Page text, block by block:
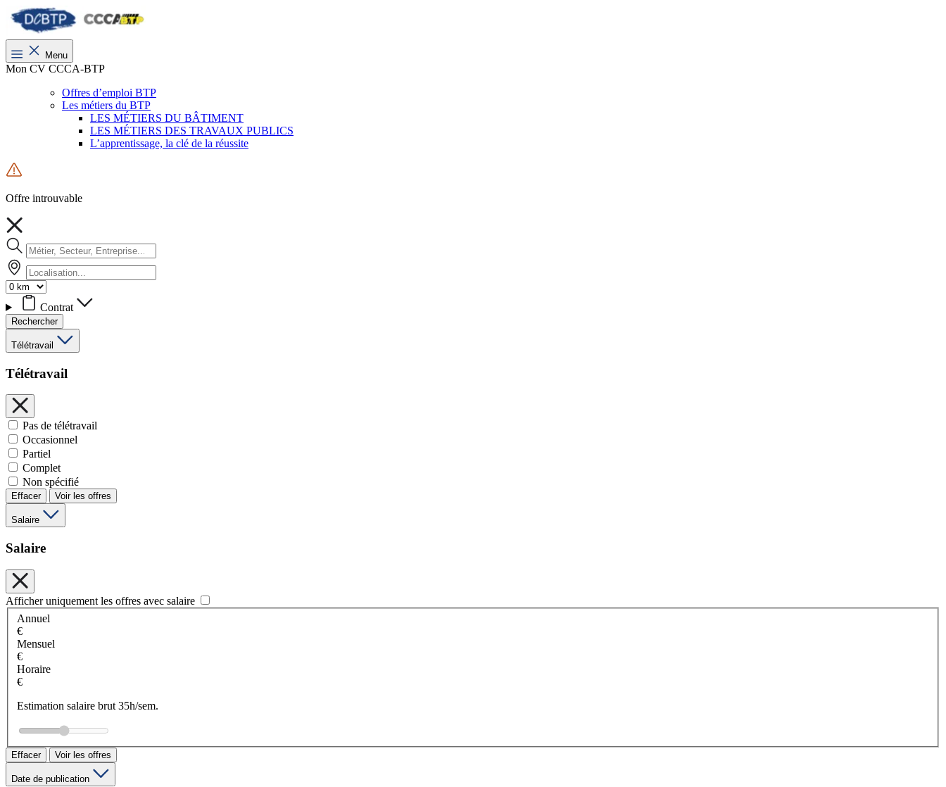
Menu
Mon CV CCCA-BTP
Offres d’emploi BTP
Les métiers du BTP
LES MÉTIERS DU BÂTIMENT
LES MÉTIERS DES TRAVAUX PUBLICS
L’apprentissage, la clé de la réussite
Offre introuvable
Contrat
Rechercher
Télétravail
Télétravail
Pas de télétravail
Occasionnel
Partiel
Complet
Non spécifié
Effacer Voir les offres
Salaire
Salaire
Afficher uniquement les offres avec salaire
Annuel
€
Mensuel
€
Horaire
€
Estimation salaire brut 35h/sem.
Effacer Voir les offres
Date de publication